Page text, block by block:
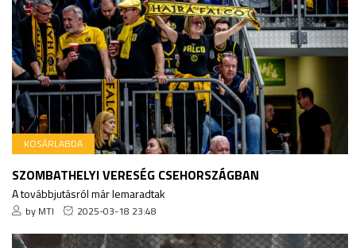
KOSÁRLABDA
SZOMBATHELYI VERESÉG CSEHORSZÁGBAN
A továbbjutásról már lemaradtak
by MTI 2025-03-18 23:48